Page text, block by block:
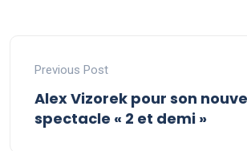
Previous Post
Alex Vizorek pour son
spectacle « 2 et demi »